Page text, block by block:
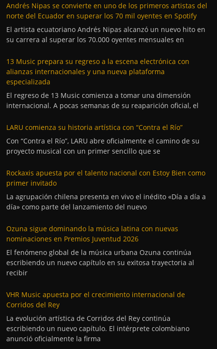
Andrés Nipas se convierte en uno de los primeros artistas del
norte del Ecuador en superar los 70 mil oyentes en Spotify
El artista ecuatoriano Andrés Nipas alcanzó un nuevo hito en
su carrera al superar los 70.000 oyentes mensuales en
13 Music prepara su regreso a la escena electrónica con
alianzas internacionales y una nueva plataforma
especializada
El regreso de 13 Music comienza a tomar una dimensión
internacional. A pocas semanas de su reaparición oficial, el
LARU comienza su historia artística con “Contra el Río”
Con “Contra el Río”, LARU abre oficialmente el camino de su
proyecto musical con un primer sencillo que se
Rockaxis apuesta por el talento nacional con Estoy Bien como
primer invitado
La agrupación chilena presenta en vivo el inédito «Día a día a
día» como parte del lanzamiento del nuevo
Ozuna sigue dominando la música latina con nuevas
nominaciones en Premios Juventud 2026
El fenómeno global de la música urbana Ozuna continúa
escribiendo un nuevo capítulo en su exitosa trayectoria al
recibir
VHR Music apuesta por el crecimiento internacional de
Corridos del Rey
La evolución artística de Corridos del Rey continúa
escribiendo un nuevo capítulo. El intérprete colombiano
anunció oficialmente la firma